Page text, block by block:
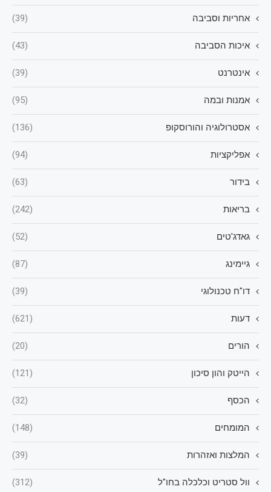
אחריות וסביבה (39)
איכות הסביבה (43)
אינטרנט (39)
אמנות ובמה (95)
אסטרולוגיה והורוסקופ (136)
אפליקציות (94)
בידור (63)
בריאות (242)
גאדג'טים (52)
גיימינג (87)
דו"ח טכנולוגי (39)
דעות (621)
הורים (20)
הייטק והון סיכון (121)
הכסף (32)
המומחים (148)
המלצות ואזהרות (39)
וול סטריט וכלכלה בחו"ל (312)